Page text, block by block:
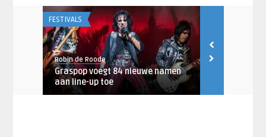
FESTIVALS
Robin de Roode
Graspop voegt 84 nieuwe namen
aan line-up toe